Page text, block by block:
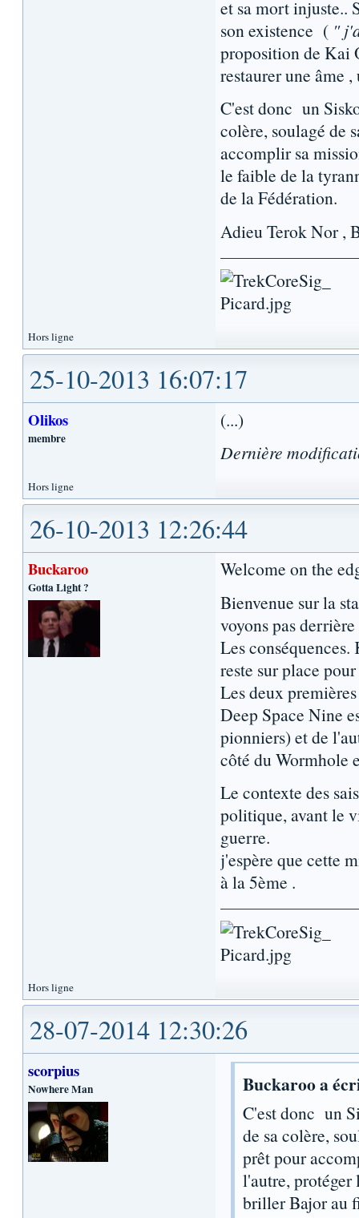
et sa mort injuste..
son existence ( "
proposition de Kai
restaurer une âme ,
C'est donc un
colère, soulagé de
accomplir sa
le faible de la
de la Fédération.
Adieu Terok Nor ,
Hors ligne
25-10-2013 16:07:17
Olikos
membre
(...)
Dernière
Hors ligne
26-10-2013 12:26:44
Buckaroo
Gotta Light ?
Welcome on the
Bienvenue sur la
voyons pas
Les
reste sur place
Les deux
Deep Space Nine
pionniers) et de
côté du Wormhole
Le contexte des
politique, avant le
guerre.
j'espère que cette
à la 5ème .
Hors ligne
28-07-2014 12:30:26
scorpius
Nowhere Man Buckaroo a
C'est donc un
de sa colère,
prêt pour
l'autre,
briller Bajor au